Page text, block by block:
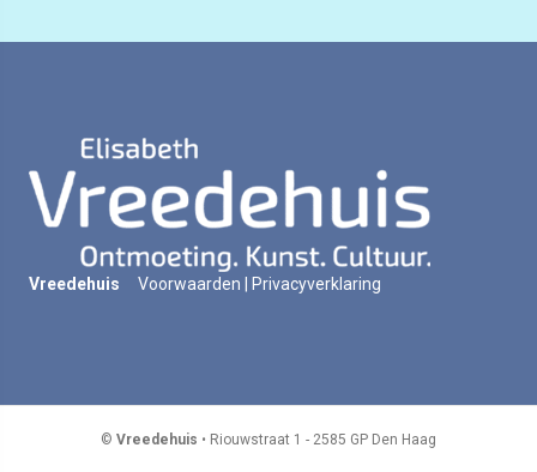
Vreedehuis Voorwaarden Privacyverklaring
© Vreedehuis • Riouwstraat 1 - 2585 GP Den Haag